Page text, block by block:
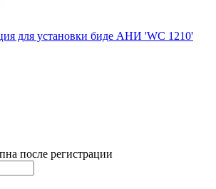
для установки биде АНИ 'WC 1210'
после регистрации